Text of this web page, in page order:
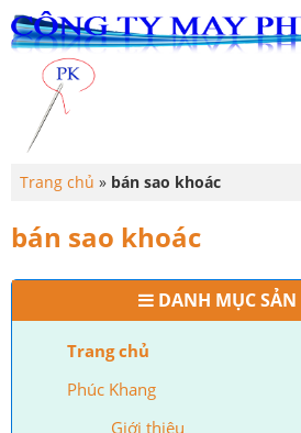
DANH MỤC
Trang chủ
Phúc Khang
Giới thiệu
Trang chủ » bán sao khoác
bán sao khoác